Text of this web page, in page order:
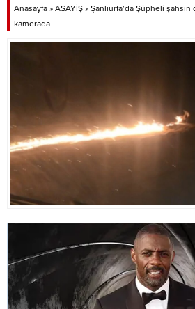
Anasayfa » ASAYİŞ » Şanlıurfa’da Şüpheli şahsın
kamerada